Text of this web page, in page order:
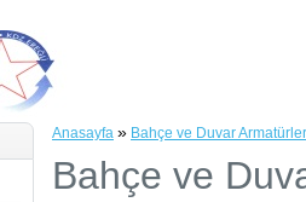
Anasayfa » Bahçe ve Duvar
Bahçe ve